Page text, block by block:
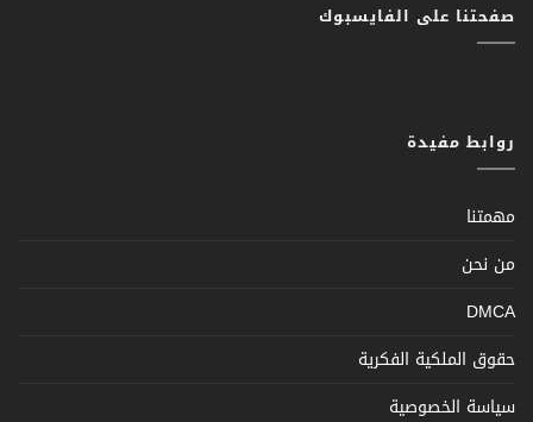
صفحتنا على الفايسبوك
روابط مفيدة
مهمتنا
من نحن
DMCA
حقوق الملكية الفكرية
سياسة الخصوصية